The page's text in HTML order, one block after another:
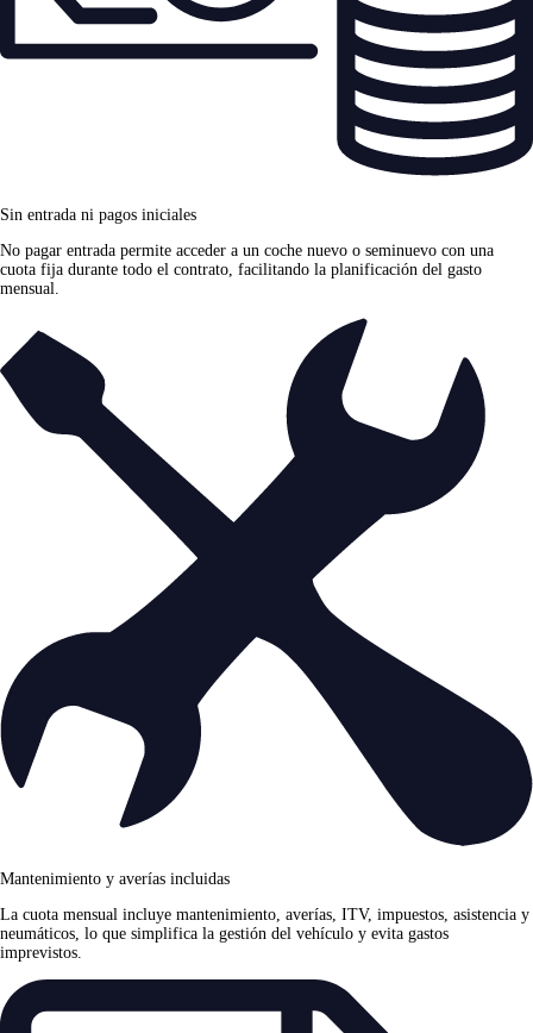
Sin entrada ni pagos iniciales
No pagar entrada permite acceder a un coche nuevo o seminuevo con una
cuota fija durante todo el contrato, facilitando la planificación del gasto
mensual.
Mantenimiento y averías incluidas
La cuota mensual incluye mantenimiento, averías, ITV, impuestos, asistencia y
neumáticos, lo que simplifica la gestión del vehículo y evita gastos
imprevistos.